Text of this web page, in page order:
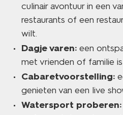
culinair avontuur in een
restaurants of een
wilt.
Dagje varen: een
met vrienden of familie
Cabaretvoorstelling:
genieten van een live
Watersport proberen: